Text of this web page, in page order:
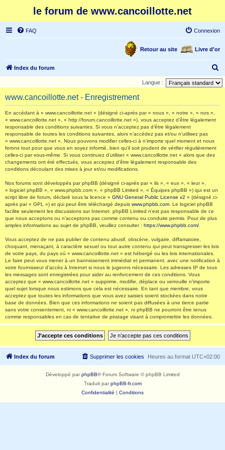
le forum de www.cancoillotte.net
FAQ Connexion
Livre d'or
Retour au site
Index du forum
e
Langue :
www.cancoillotte.net - Enregistrement
En accédant à « www.cancoillotte.net » (désigné ci-après par « nous », « notre », « nos »,
« www.cancoillotte.net », « http://forum.cancoillotte.net »), vous acceptez d’être légalement
responsable des conditions suivantes. Si vous n’acceptez pas d’être légalement
responsable de toutes les conditions suivantes, alors n’accédez pas et/ou n’utilisez pas
« www.cancoillotte.net ». Nous pouvons modifier celles-ci à n’importe quel moment et nous
ferons tout pour que vous en soyez informé, bien qu’il soit prudent de vérifier régulièrement
celles-ci par vous-même. Si vous continuez d’utiliser « www.cancoillotte.net » alors que des
changements ont été effectués, vous acceptez d’être légalement responsable des
conditions découlant des mises à jour et/ou modifications.
Nos forums sont développés par phpBB (désigné ci-après par « ils », « eux », « leur »,
« logiciel phpBB », « www.phpbb.com », « phpBB Limited », « Équipes phpBB ») qui est un
script libre de forum, déclaré sous la licence « GNU General Public License v2 » (désigné ci-
après par « GPL ») et qui peut être téléchargé depuis www.phpbb.com . Le logiciel phpBB
facilite seulement les discussions sur Internet. phpBB Limited n’est pas responsable de ce
que nous acceptons ou n’acceptons pas comme contenu ou conduite permis. Pour de plus
amples informations au sujet de phpBB, veuillez consulter : https://www.phpbb.com/
Vous acceptez de ne pas publier de contenu abusif, obscène, vulgaire, diffamatoire,
choquant, menaçant, à caractère sexuel ou tout autre contenu qui peut transgresser les lois
de votre pays, du pays où « www.cancoillotte.net » est hébergé ou les lois internationales.
Le faire peut vous mener à un bannissement immédiat et permanent, avec une notification à
votre fournisseur d’accès à Internet si nous le jugeons nécessaire. Les adresses IP de tous
les messages sont enregistrées pour aider au renforcement de ces conditions. Vous
acceptez que « www.cancoillotte.net » supprime, modifie, déplace ou verrouille n’importe
quel sujet lorsque nous estimons que cela est nécessaire. En tant que membre, vous
acceptez que toutes les informations que vous avez saisies soient stockées dans notre
base de données. Bien que ces informations ne soient pas diffusées à une tierce partie
sans votre consentement, ni « www.cancoillotte.net », ni phpBB ne pourront être tenus
comme responsables en cas de tentative de piratage visant à compromettre les données.
Index du forum Heures au format UTC+02:00
Supprimer les cookies
Développé parphpBB® Forum Software © phpBB Limited
Traduit parphpBB-fr.com
Confidentialité | Conditions